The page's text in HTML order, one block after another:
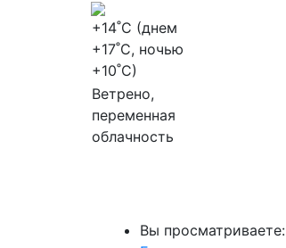
+14˚C (днем
+17˚C, ночью
+10˚C)
Ветрено,
переменная
облачность
Вы просматриваете: